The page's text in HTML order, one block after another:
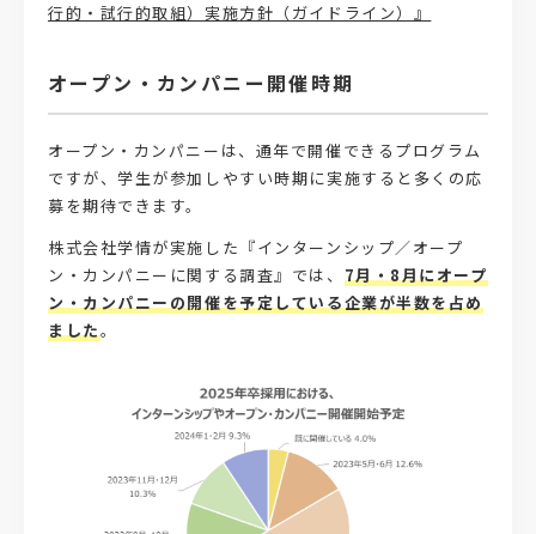
行的・試行的取組）実施方針（ガイドライン）』
オープン・カンパニー開催時期
オープン・カンパニーは、通年で開催できるプログラム
ですが、学生が参加しやすい時期に実施すると多くの応
募を期待できます。
株式会社学情が実施した『インターンシップ／オープ
ン・カンパニーに関する調査』では、 7月・8月にオープ
ン・カンパニーの開催を予定している企業が半数を占め
ました。